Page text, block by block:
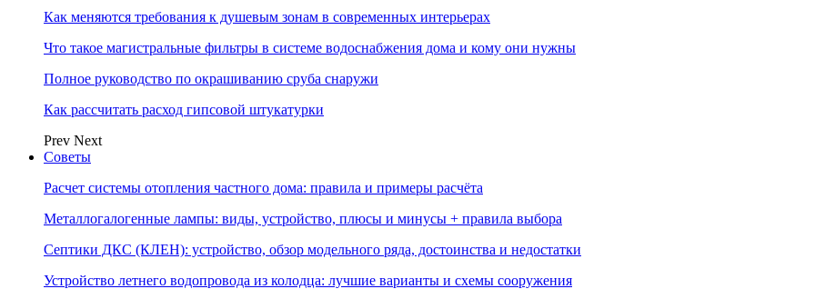
Как меняются требования к душевым зонам в современных интерьерах
Что такое магистральные фильтры в системе водоснабжения дома и кому они нужны
Полное руководство по окрашиванию сруба снаружи
Как рассчитать расход гипсовой штукатурки
Prev Next
Советы
Расчет системы отопления частного дома: правила и примеры расчёта
Металлогалогенные лампы: виды, устройство, плюсы и минусы + правила выбора
Септики ДКС (КЛЕН): устройство, обзор модельного ряда, достоинства и недостатки
Устройство летнего водопровода из колодца: лучшие варианты и схемы сооружения